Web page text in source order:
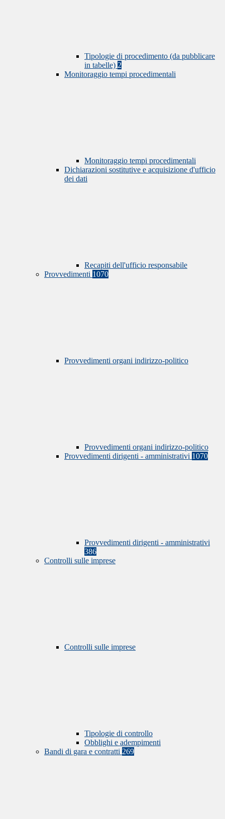
Tipologie di procedimento (da pubblicare
in tabelle) 2
Monitoraggio tempi procedimentali
Monitoraggio tempi procedimentali
Dichiarazioni sostitutive e acquisizione d'ufficio
dei dati
Recapiti dell'ufficio responsabile
Provvedimenti 1070
Provvedimenti organi indirizzo-politico
Provvedimenti organi indirizzo-politico
Provvedimenti dirigenti - amministrativi 1070
Provvedimenti dirigenti - amministrativi
386
Controlli sulle imprese
Controlli sulle imprese
Tipologie di controllo
Obblighi e adempimenti
Bandi di gara e contratti 269